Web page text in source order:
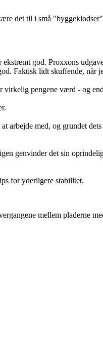
det til i små
god. Proxxons
Faktisk lidt skuffende, når
pengene værd - og
arbejde med, og grundet
genvinder det sin
for yderligere stabilitet.
mellem pladerne